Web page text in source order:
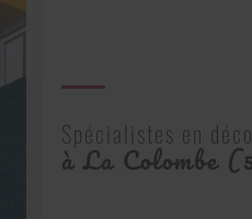
Spécialistes en
à La Colombe